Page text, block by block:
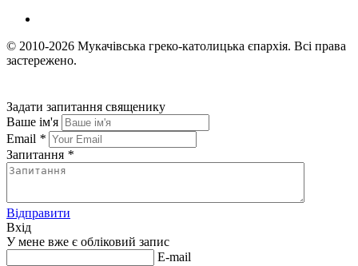
© 2010-2026 Мукачівська греко-католицька єпархія. Всі права
застережено.
Задати запитання священику
Ваше ім'я
Email *
Запитання *
Відправити
Вхід
У мене вже є обліковий запис
E-mail